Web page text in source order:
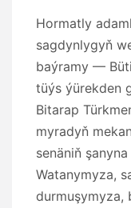
Hormatly
sagdynlygyň
baýramy —
tüýs ýürekden
Bitarap
myradyň
senäniň
Watanymyza,
durmuşymyza,